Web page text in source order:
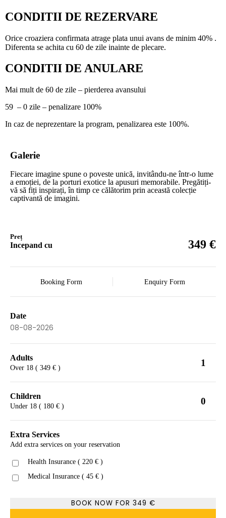
CONDITII DE REZERVARE
Orice croaziera confirmata atrage plata unui avans de minim 40% .
Diferenta se achita cu 60 de zile inainte de plecare.
CONDITII DE ANULARE
Mai mult de 60 de zile – pierderea avansului
59 – 0 zile – penalizare 100%
In caz de neprezentare la program, penalizarea este 100%.
Galerie
Fiecare imagine spune o poveste unică, invitându-ne într-o lume
a emoției, de la porturi exotice la apusuri memorabile. Pregătiți-
vă să fiți inspirați, în timp ce călătorim prin această colecție
captivantă de imagini.
Preț
Incepand cu 349 €
Booking Form Enquiry Form
Date
Adults
Over 18 ( 349 € ) 1
Children
Under 18 ( 180 € ) 0
Extra Services
Add extra services on your reservation
Health Insurance ( 220 € )
Medical Insurance ( 45 € )
BOOK NOW FOR 349 €